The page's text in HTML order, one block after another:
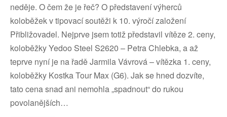
neděje. O čem že je řeč? O představení výherců
koloběžek v tipovací soutěži k 10. výročí založení
Přibližovadel. Nejprve jsem totiž představil vítěze 2. ceny,
koloběžky Yedoo Steel S2620 – Petra Chlebka, a až
teprve nyní je na řadě Jarmila Vávrová – vítězka 1. ceny,
koloběžky Kostka Tour Max (G6). Jak se hned dozvíte,
tato cena snad ani nemohla „spadnout“ do rukou
povolanějších…